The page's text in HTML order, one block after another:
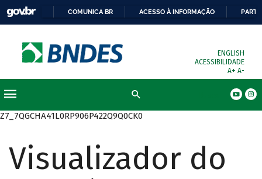
COMUNICA BR ACESSO À INFORMAÇÃO
ENGLISH
ACESSIBILIDADE
A+ A-
Z7_7QGCHA41L0RP906P422Q9Q0CK0
Visualizador do